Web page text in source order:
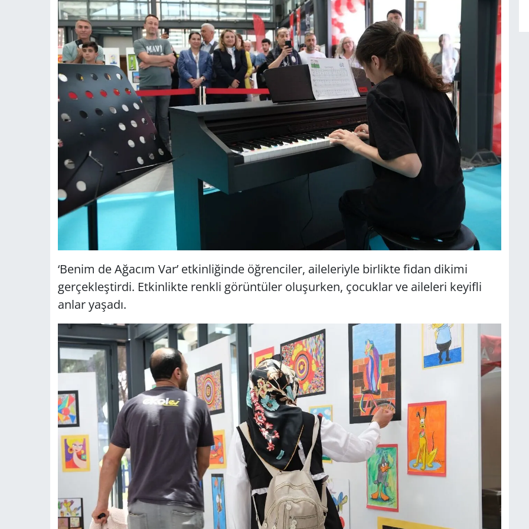
‘Benim de Ağacım Var’ etkinliğinde öğrenciler, aileleriyle birlikte fidan dikimi
gerçekleştirdi. Etkinlikte renkli görüntüler oluşurken, çocuklar ve aileleri keyifli
anlar yaşadı.